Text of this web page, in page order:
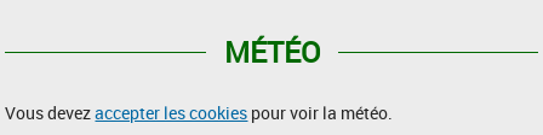
MÉTÉO
Vous devezaccepter les cookies pour voir la météo.